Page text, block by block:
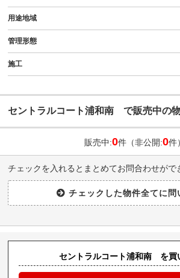
用途地域
管理形態
施工
セントラルコート浦和南 で販売中の
販売中:0件（非公開:0件）
チェックを入れるとまとめてお問合わせがで
セントラルコート浦和南 を買